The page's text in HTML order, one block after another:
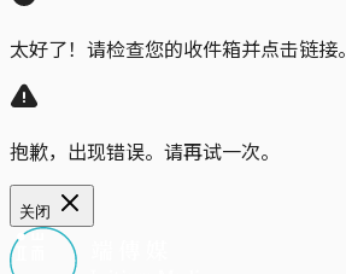
太好了！请检查您的收件箱并点击链接。
抱歉，出现错误。请再试一次。
关闭